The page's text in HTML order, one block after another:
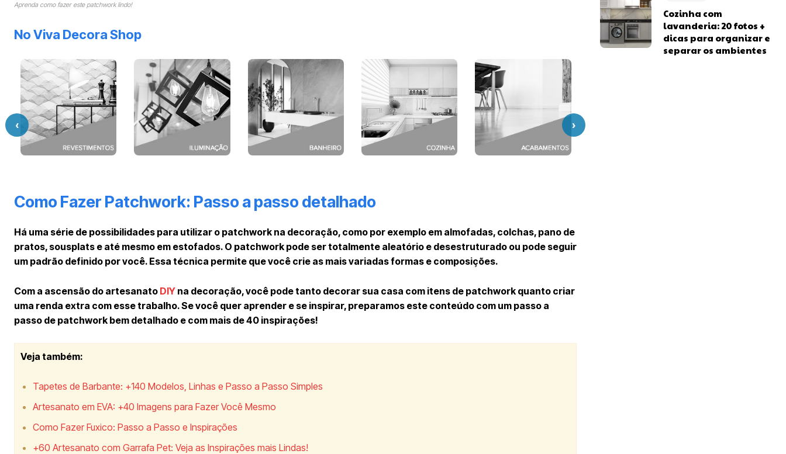
Aprenda como fazer este patchwork lindo!
No Viva Decora Shop
‹ ›
Como Fazer Patchwork: Passo a passo detalhado
Há uma série de possibilidades para utilizar o patchwork na decoração, como por exemplo em almofadas, colchas, pano de
pratos, sousplats e até mesmo em estofados. O patchwork pode ser totalmente aleatório e desestruturado ou pode seguir
um padrão definido por você. Essa técnica permite que você crie as mais variadas formas e composições.
Com a ascensão do artesanato DIY na decoração, você pode tanto decorar sua casa com itens de patchwork quanto criar
uma renda extra com esse trabalho. Se você quer aprender e se inspirar, preparamos este conteúdo com um passo a
passo de patchwork bem detalhado e com mais de 40 inspirações!
Veja também:
Tapetes de Barbante: +140 Modelos, Linhas e Passo a Passo Simples
Artesanato em EVA: +40 Imagens para Fazer Você Mesmo
Como Fazer Fuxico: Passo a Passo e Inspirações
+60 Artesanato com Garrafa Pet: Veja as Inspirações mais Lindas!
Cozinha com
lavanderia: 20 fotos +
dicas para organizar e
separar os ambientes